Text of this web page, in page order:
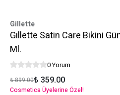
Gillette
Gıllette Satin Care Bikini
Ml.
0 Yorum
₺ 899.00₺ 359.00
Cosmetica Üyelerine Özel!